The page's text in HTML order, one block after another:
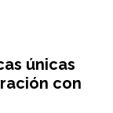
únicas
con